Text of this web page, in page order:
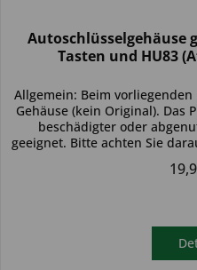
Autoschlüsselgehäuse
Tasten und HU83
Allgemein: Beim
Gehäuse (kein Original). Das
beschädigter oder
geeignet. Bitte achten Sie